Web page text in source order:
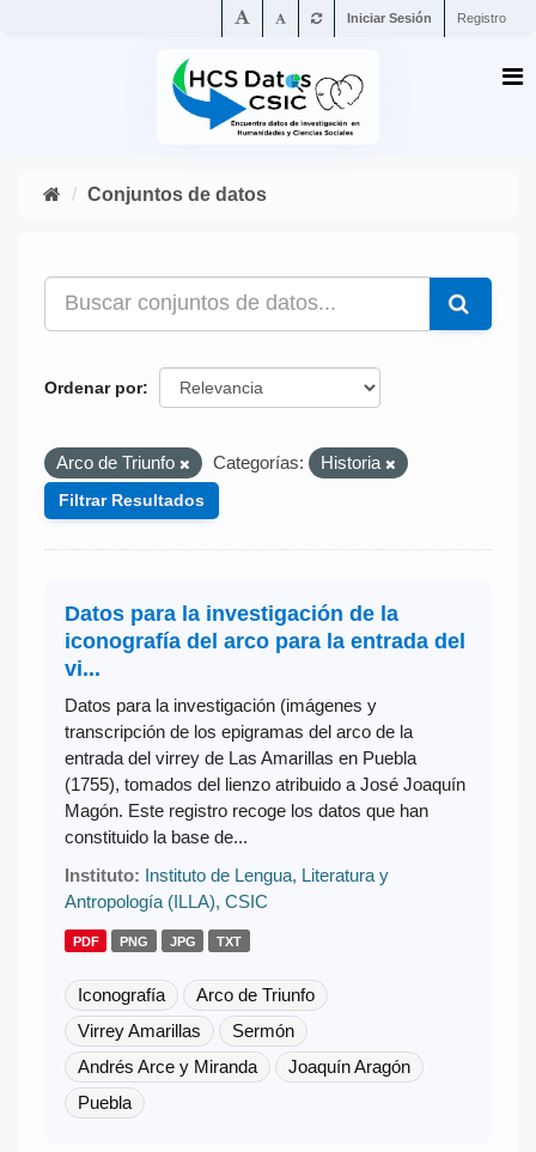
Iniciar Sesión Registro
Conjuntos de datos
Ordenar por
Arco de Triunfo Categorías: Historia
Filtrar Resultados
Datos para la investigación de la
iconografía del arco para la entrada del
vi...
Datos para la investigación (imágenes y
transcripción de los epigramas del arco de la
entrada del virrey de Las Amarillas en Puebla
(1755), tomados del lienzo atribuido a José Joaquín
Magón. Este registro recoge los datos que han
constituido la base de...
Instituto: Instituto de Lengua, Literatura y
Antropología (ILLA), CSIC
PDF PNG JPG TXT
Iconografía
Arco de Triunfo
Virrey Amarillas
Sermón
Andrés Arce y Miranda
Joaquín Aragón
Puebla